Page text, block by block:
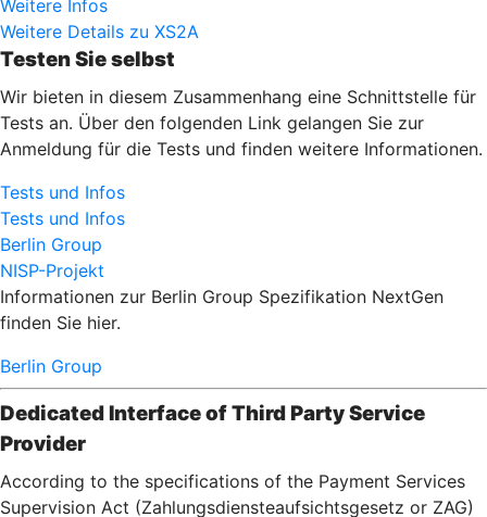
Weitere Infos
Weitere Details zu XS2A
Testen Sie selbst
Wir bieten in diesem Zusammenhang eine Schnittstelle für
Tests an. Über den folgenden Link gelangen Sie zur
Anmeldung für die Tests und finden weitere Informationen.
Tests und Infos
Tests und Infos
Berlin Group
NISP-Projekt
Informationen zur Berlin Group Spezifikation NextGen
finden Sie hier.
Berlin Group
Dedicated Interface of Third Party Service
Provider
According to the specifications of the Payment Services
Supervision Act (Zahlungsdiensteaufsichtsgesetz or ZAG)